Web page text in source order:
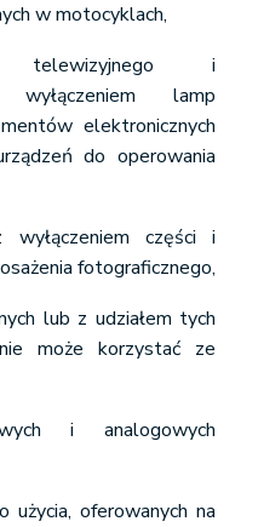
w motocyklach,
telewizyjnego i
wyłączeniem lamp
elektronicznych
do operowania
części i
fotograficznego,
lub z udziałem tych
może korzystać ze
i analogowych
użycia, oferowanych na